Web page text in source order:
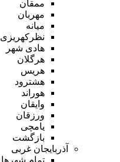
ممقان
مهربان
میانه
نظرکهریزی
هادی شهر
هرگلان
هریس
هشترود
هوراند
وایقان
ورزقان
یامچی
بازگشت
آذربایجان غربی
تمام شهر‌ها